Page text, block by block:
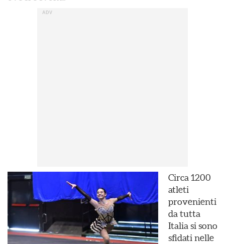
Circa 1200
atleti
provenienti
da tutta
Italia si sono
sfidati nelle